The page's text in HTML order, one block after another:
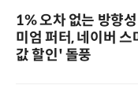
1% 오차 없는 방향
미엄 퍼터, 네이버
값 할인' 돌풍